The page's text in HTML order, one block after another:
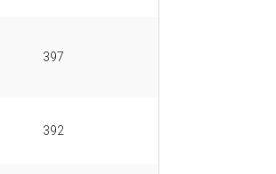
397
392